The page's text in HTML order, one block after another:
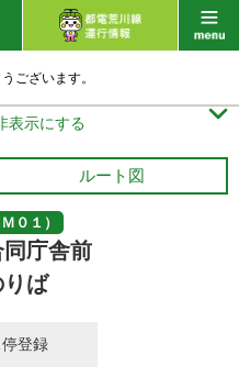
ございます。
表示にする 
ルート図
０１）
庁舎前
りば
登録